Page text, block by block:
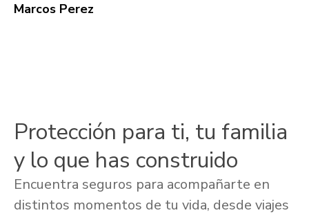
Marcos Perez
Protección para ti, tu familia
y lo que has construido
Encuentra seguros para acompañarte en
distintos momentos de tu vida, desde viajes